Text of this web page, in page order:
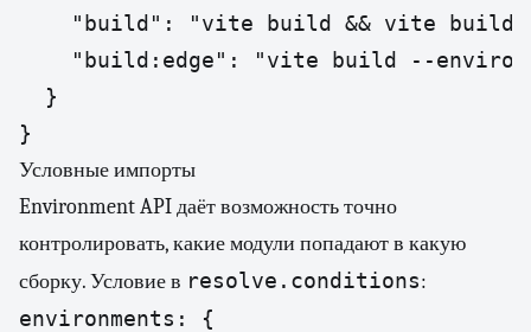
"build": "vite build && vite build
"build:edge": "vite build --
  }
}
Условные импорты
Environment API даёт возможность точно
контролировать, какие модули попадают в какую
сборку. Условие в resolve.conditions:
environments: {